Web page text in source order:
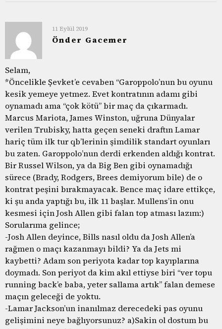
11 Eylül 2019
Önder Gacemer
Selam,
*Öncelikle Şevket’e cevaben “Garoppolo’nun bu oyunu
kesik yemeye yetmez. Evet kontratının adamı gibi
oynamadı ama “çok kötü” bir maç da çıkarmadı.
Marcus Mariota, James Winston, uğruna Dünyalar
verilen Trubisky, hatta geçen seneki draftın Lamar
hariç tüm ilk tur qb’lerinin şimdilik standart oyunları
bu zaten. Garoppolo’nun derdi erkenden aldığı kontrat.
Bir Russel Wilson, ya da Big Ben gibi oynamadığı
sürece (Brady, Rodgers, Brees demiyorum bile) de o
kontrat peşini bırakmayacak. Bence maç idare ettikçe,
ki şu anda yaptığı bu, ilk 11 başlar. Mullens’in onu
kesmesi için Josh Allen gibi falan top atması lazım:)
Sorularıma gelince;
-Josh Allen deyince, Bills nasıl oldu da Josh Allen’a
rağmen o maçı kazanmayı bildi? Ya da Jets mi
kaybetti? Adam son periyota kadar top kayıplarına
doymadı. Son periyot da kim akıl ettiyse biri “ver topu
running back’e baba, yeter sallama artık” falan demese
maçın geleceği de yoktu.
-Lamar Jackson’un inanılmaz derecedeki pas oyunu
gelişimini neye bağlıyorsunuz? a)Sakin ol dostum bu